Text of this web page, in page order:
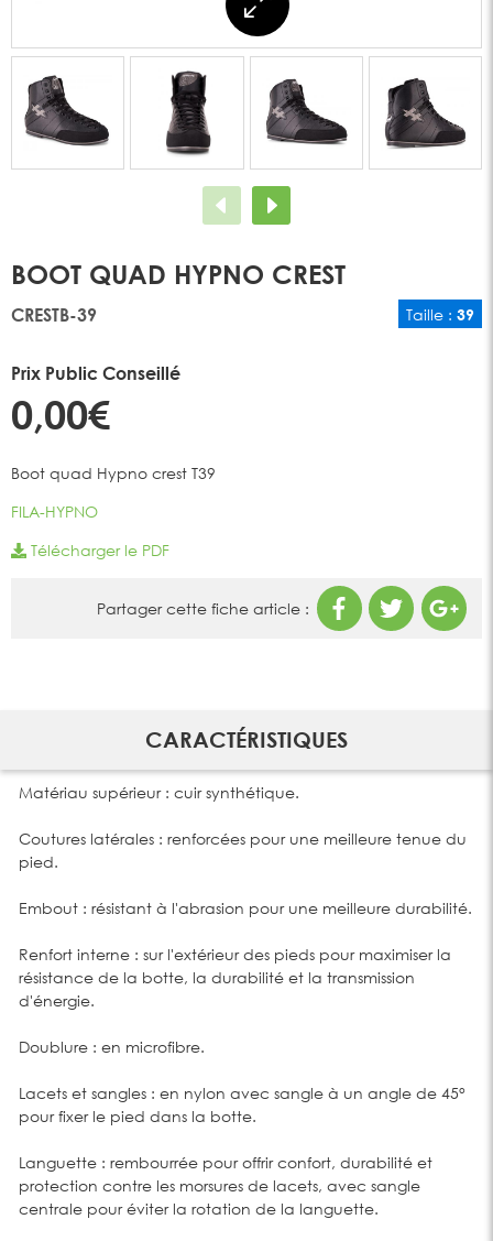
BOOT QUAD HYPNO CREST
CRESTB-39 Taille : 39
Prix Public Conseillé
0,00€
Boot quad Hypno crest T39
FILA-HYPNO
Télécharger le PDF
Partager cette fiche article :
CARACTÉRISTIQUES
Matériau supérieur : cuir synthétique.
Coutures latérales : renforcées pour une meilleure tenue du
pied.
Embout : résistant à l'abrasion pour une meilleure durabilité.
Renfort interne : sur l'extérieur des pieds pour maximiser la
résistance de la botte, la durabilité et la transmission
d'énergie.
Doublure : en microfibre.
Lacets et sangles : en nylon avec sangle à un angle de 45°
pour fixer le pied dans la botte.
Languette : rembourrée pour offrir confort, durabilité et
protection contre les morsures de lacets, avec sangle
centrale pour éviter la rotation de la languette.